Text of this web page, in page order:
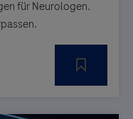
für Neurologen.